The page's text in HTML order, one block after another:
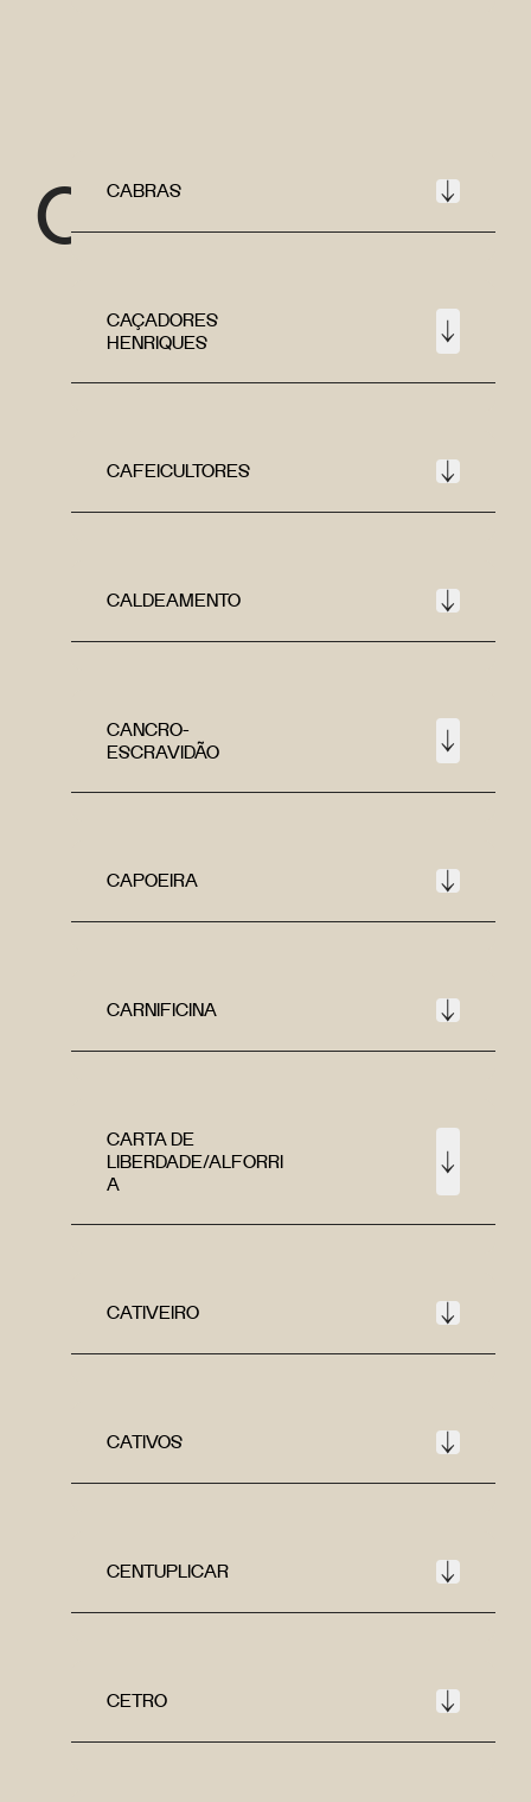
C CABRAS
CAÇADORES
HENRIQUES
CAFEICULTORES
CALDEAMENTO
CANCRO-
ESCRAVIDÃO
CAPOEIRA
CARNIFICINA
CARTA DE
LIBERDADE/ALFORRI
A
CATIVEIRO
CATIVOS
CENTUPLICAR
CETRO